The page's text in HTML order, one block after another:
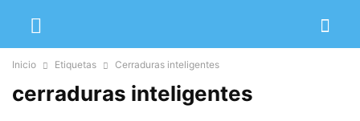
Inicio Etiquetas Cerraduras inteligentes
cerraduras inteligentes